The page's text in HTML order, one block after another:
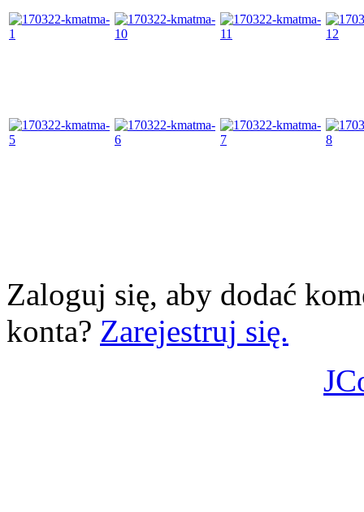
Zaloguj się, aby dodać
konta? Zarejestruj się.